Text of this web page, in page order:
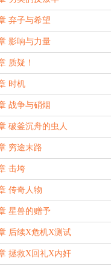
弃子与希望
影响与力量
质疑！
时机
战争与硝烟
破釜沉舟的虫人
穷途末路
击垮
传奇人物
星兽的赠予
后续X危机X测试
拯救X回礼X内奸